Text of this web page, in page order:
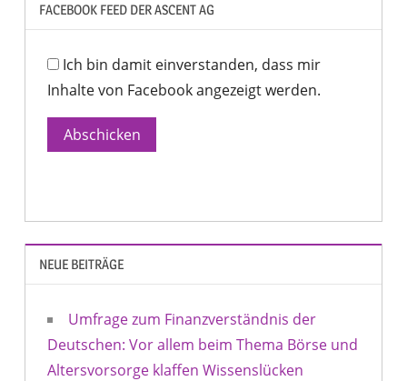
FACEBOOK FEED DER ASCENT AG
Ich bin damit einverstanden, dass mir
Inhalte von Facebook angezeigt werden.
Abschicken
NEUE BEITRÄGE
Umfrage zum Finanzverständnis der
Deutschen: Vor allem beim Thema Börse und
Altersvorsorge klaffen Wissenslücken